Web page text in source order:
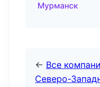
Мурманск
← Все
Северо-